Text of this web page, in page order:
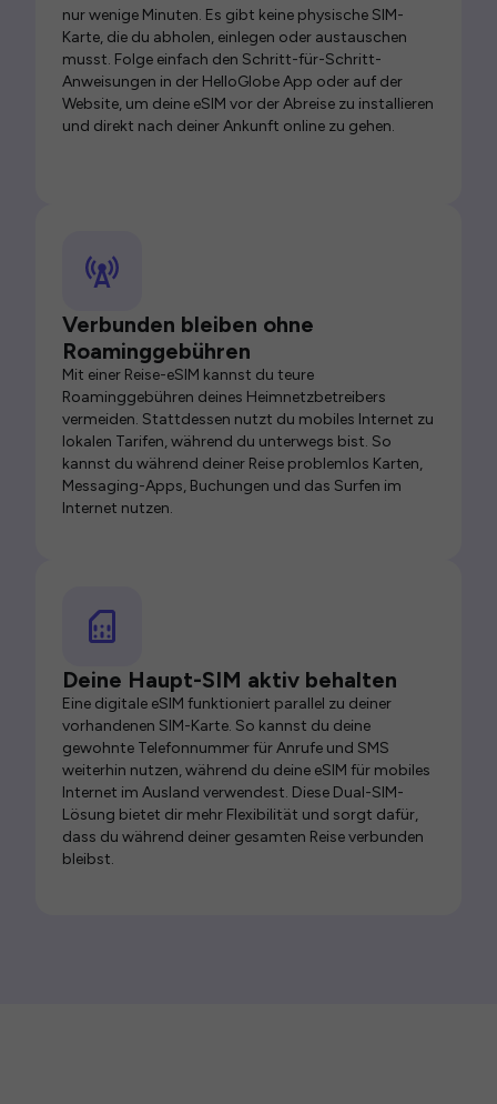
nur wenige Minuten. Es gibt keine physische SIM-
Karte, die du abholen, einlegen oder austauschen
musst. Folge einfach den Schritt-für-Schritt-
Anweisungen in der HelloGlobe App oder auf der
Website, um deine eSIM vor der Abreise zu installieren
und direkt nach deiner Ankunft online zu gehen.
Verbunden bleiben ohne
Roaminggebühren
Mit einer Reise-eSIM kannst du teure
Roaminggebühren deines Heimnetzbetreibers
vermeiden. Stattdessen nutzt du mobiles Internet zu
lokalen Tarifen, während du unterwegs bist. So
kannst du während deiner Reise problemlos Karten,
Messaging-Apps, Buchungen und das Surfen im
Internet nutzen.
Deine Haupt-SIM aktiv behalten
Eine digitale eSIM funktioniert parallel zu deiner
vorhandenen SIM-Karte. So kannst du deine
gewohnte Telefonnummer für Anrufe und SMS
weiterhin nutzen, während du deine eSIM für mobiles
Internet im Ausland verwendest. Diese Dual-SIM-
Lösung bietet dir mehr Flexibilität und sorgt dafür,
dass du während deiner gesamten Reise verbunden
bleibst.